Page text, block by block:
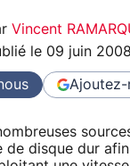
Vincent
le 09 juin
Ajoutez-
de disque dur